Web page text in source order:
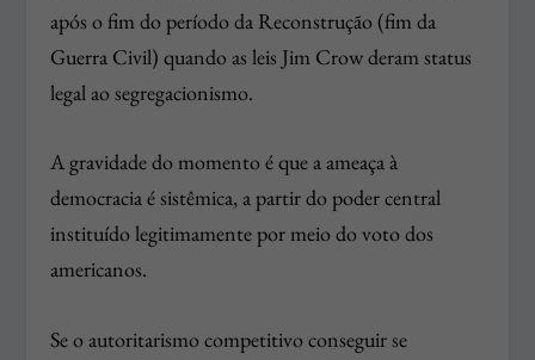
após o fim do período da Reconstrução (fim da
Guerra Civil) quando as leis Jim Crow deram status
legal ao segregacionismo.
A gravidade do momento é que a ameaça à
democracia é sistêmica, a partir do poder central
instituído legitimamente por meio do voto dos
americanos.
Se o autoritarismo competitivo conseguir se